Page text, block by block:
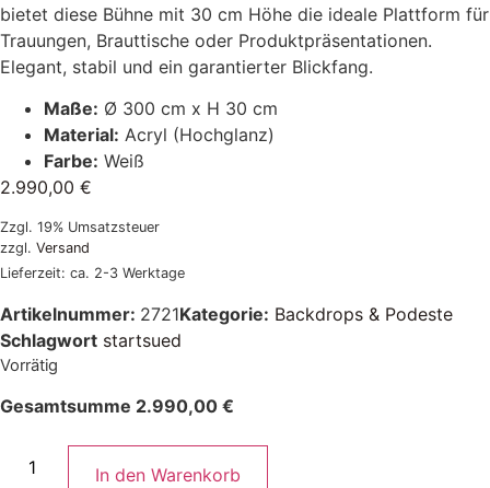
bietet diese Bühne mit 30 cm Höhe die ideale Plattform für
Trauungen, Brauttische oder Produktpräsentationen.
Elegant, stabil und ein garantierter Blickfang.
Maße: Ø 300 cm x H 30 cm
Material: Acryl (Hochglanz)
Farbe: Weiß
2.990,00 €
Zzgl. 19% Umsatzsteuer
zzgl. Versand
Lieferzeit: ca. 2-3 Werktage
Artikelnummer: 2721Kategorie: Backdrops & Podeste
Schlagwort startsued
Vorrätig
Gesamtsumme 2.990,00 €
In den Warenkorb